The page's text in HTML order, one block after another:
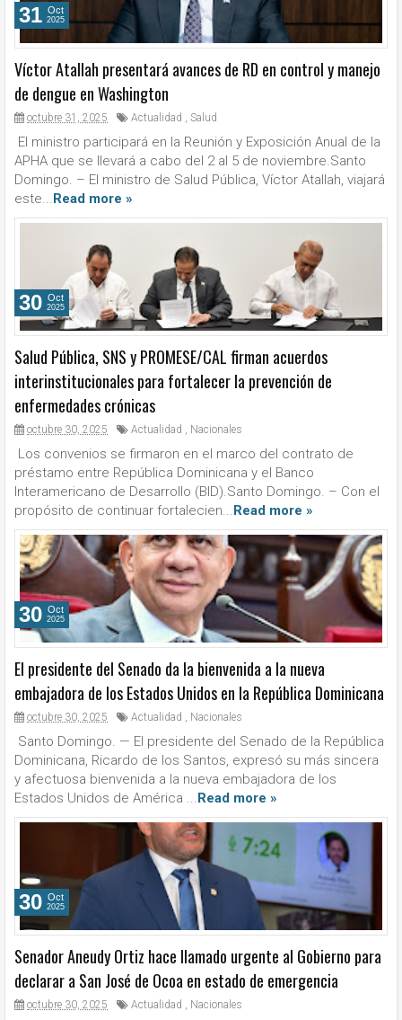
Víctor Atallah presentará avances de RD en control y manejo
de dengue en Washington
octubre 31, 2025 Actualidad , Salud
El ministro participará en la Reunión y Exposición Anual de la
APHA que se llevará a cabo del 2 al 5 de noviembre.Santo
Domingo. – El ministro de Salud Pública, Víctor Atallah, viajará
este...Read more »
31 Oct
2025
Salud Pública, SNS y PROMESE/CAL firman acuerdos
interinstitucionales para fortalecer la prevención de
enfermedades crónicas
octubre 30, 2025 Actualidad , Nacionales
Los convenios se firmaron en el marco del contrato de
préstamo entre República Dominicana y el Banco
Interamericano de Desarrollo (BID).Santo Domingo. – Con el
propósito de continuar fortalecien...Read more »
30 Oct
2025
El presidente del Senado da la bienvenida a la nueva
embajadora de los Estados Unidos en la República Dominicana
octubre 30, 2025 Actualidad , Nacionales
Santo Domingo. — El presidente del Senado de la República
Dominicana, Ricardo de los Santos, expresó su más sincera
y afectuosa bienvenida a la nueva embajadora de los
Estados Unidos de América ...Read more »
30 Oct
2025
Senador Aneudy Ortiz hace llamado urgente al Gobierno para
declarar a San José de Ocoa en estado de emergencia
octubre 30, 2025 Actualidad , Nacionales
30 Oct
2025